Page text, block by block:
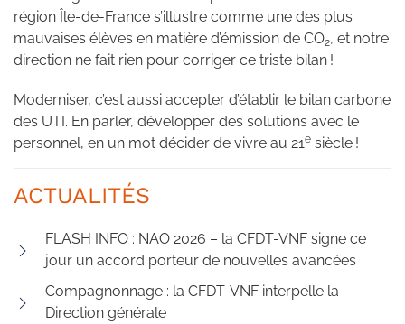
région Île-de-France s’illustre comme une des plus
mauvaises élèves en matière d’émission de CO2, et notre
direction ne fait rien pour corriger ce triste bilan !
Moderniser, c’est aussi accepter d’établir le bilan carbone
des UTI. En parler, développer des solutions avec le
personnel, en un mot décider de vivre au 21e siècle !
ACTUALITÉS
FLASH INFO : NAO 2026 – la CFDT-VNF signe ce
jour un accord porteur de nouvelles avancées
Compagnonnage : la CFDT-VNF interpelle la
Direction générale